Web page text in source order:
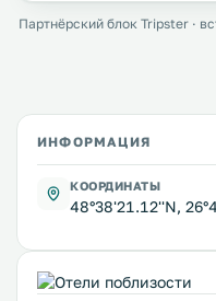
Партнёрский блок Tripster ·
ИНФОРМАЦИЯ
КООРДИНАТЫ
48°38'21.12''N,